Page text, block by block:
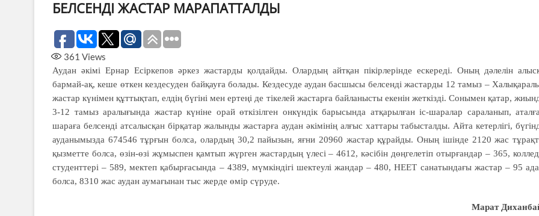
БЕЛСЕНДІ ЖАСТАР МАРАПАТТАЛДЫ
361 Views
Аудан әкімі Ернар Есіркепов әркез жастарды қолдайды. Олардың айтқан пікірлерінде ескереді. Оның дәлелін
бармай-ақ, кеше өткен кездесуден байқауға болады. Кездесуде аудан басшысы белсенді жастарды 12 тамыз –
жастар күнімен құттықтап, елдің бүгіні мен ертеңі де тікелей жастарға байланысты екенін жеткізді. Сонымен қатар,
3-12 тамыз аралығында жастар күніне орай өткізілген онкүндік барысында атқарылған іс-шаралар сараланып,
шараға белсенді атсалысқан бірқатар жалынды жастарға аудан әкімінің алғыс хаттары табысталды. Айта кетерлігі,
ауданымызда 674546 тұрғын болса, олардың 30,2 пайызын, яғни 20960 жастар құрайды. Оның ішінде 2120 жас
қызметте болса, өзін-өзі жұмыспен қамтып жүрген жастардың үлесі – 4612, кәсібін дөңгелетіп отырғандар – 365,
студенттері – 589, мектеп қабырғасында – 4389, мүмкіндігі шектеулі жандар – 480, НЕЕТ санатындағы жастар – 95
болса, 8310 жас аудан аумағынан тыс жерде өмір сүруде.
Марат